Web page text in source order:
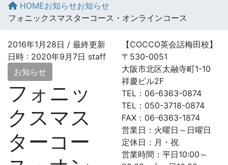
HOMEお知らせお知らせ
フォニックスマスターコース・オンラインコース
2016年1月28日 / 最終更新
日時 : 2020年9月7日 staff
お知らせ
フォニッ
クスマス
ターコー
【COCCO英会話梅田校】
〒530-0051
大阪市北区太融寺町1-10
祥慶ビル2F
TEL：06-6363-0874
TEL：050-3718-0874
FAX：06-6363-1874
営業日：火曜日～日曜日
定休日：月・祝
営業時間：平日10:00～